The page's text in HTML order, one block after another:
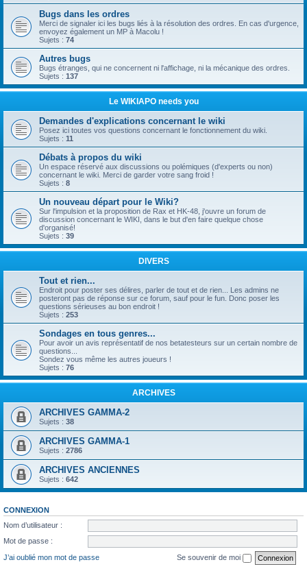
Bugs dans les ordres
Merci de signaler ici les bugs liés à la résolution des ordres. En cas d'urgence,
envoyez également un MP à Macolu !
Sujets : 74
Autres bugs
Bugs étranges, qui ne concernent ni l'affichage, ni la mécanique des ordres.
Sujets : 137
Le WIKIAPO needs you
Demandes d'explications concernant le wiki
Posez ici toutes vos questions concernant le fonctionnement du wiki.
Sujets : 11
Débats à propos du wiki
Un espace réservé aux discussions ou polémiques (d'experts ou non)
concernant le wiki. Merci de garder votre sang froid !
Sujets : 8
Un nouveau départ pour le Wiki?
Sur l'impulsion et la proposition de Rax et HK-48, j'ouvre un forum de
discussion concernant le WIKI, dans le but d'en faire quelque chose
d'organisé!
Sujets : 39
DIVERS
Tout et rien...
Endroit pour poster ses délires, parler de tout et de rien... Les admins ne
posteront pas de réponse sur ce forum, sauf pour le fun. Donc poser les
questions sérieuses au bon endroit !
Sujets : 253
Sondages en tous genres...
Pour avoir un avis représentatif de nos betatesteurs sur un certain nombre de
questions...
Sondez vous même les autres joueurs !
Sujets : 76
ARCHIVES
ARCHIVES GAMMA-2
Sujets : 38
ARCHIVES GAMMA-1
Sujets : 2786
ARCHIVES ANCIENNES
Sujets : 642
CONNEXION
Nom d’utilisateur :
Mot de passe :
J’ai oublié mon mot de passe
Se souvenir de moi